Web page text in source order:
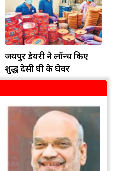
जयपुर डेयरी ने लॉन्च किए
शुद्ध देसी घी के घेवर